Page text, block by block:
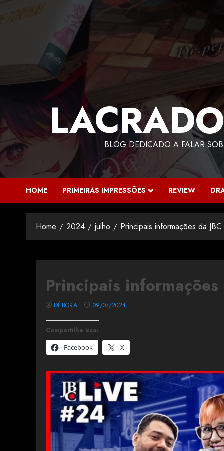
BLOG DEDICADO A FALAR
HOME PRIMEIRAS IMPRESSÕES REVIEW
Home 2024 julho Principais informações da
Principais
Compartilhe isso:
Facebook
X
DÉBORA 09/07/2024